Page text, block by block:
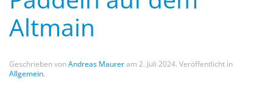
Altmain
Geschrieben vonAndreas Maureram 2. Juli 2024. Veröffentlicht in
Allgemein.